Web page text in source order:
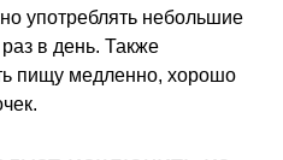
употреблять небольшие
в день. Также
пищу медленно, хорошо